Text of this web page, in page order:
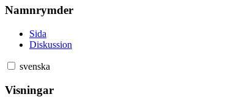
Namnrymder
Sida
Diskussion
svenska
Visningar